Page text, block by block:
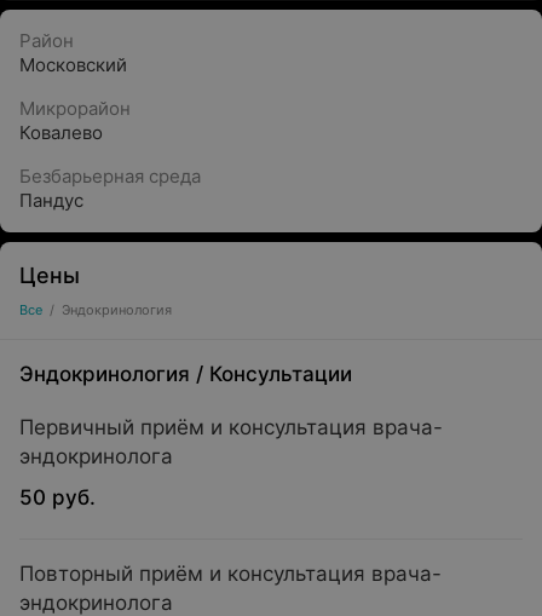
Район
Московский
Микрорайон
Ковалево
Безбарьерная среда
Пандус
Цены
Все / Эндокринология
Эндокринология / Консультации
Первичный приём и консультация врача-
эндокринолога
50 руб.
Повторный приём и консультация врача-
эндокринолога